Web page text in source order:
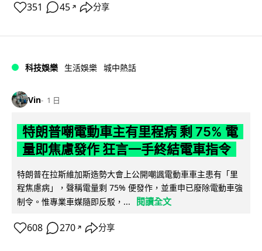
351 45 ↗ 分享
科技娛樂 生活娛樂 城中熱話
Vin 1 日
特朗普嘲電動車主有里程病 剩 75% 電
量即焦慮發作 狂言一手終結電車指令
特朗普在拉斯維加斯造勢大會上公開嘲諷電動車車主患有「里
程焦慮病」，聲稱電量剩 75% 便發作，並重申已廢除電動車強
制令。惟專業車媒隨即反駁，...
閱讀全文
608 270 ↗ 分享